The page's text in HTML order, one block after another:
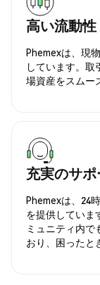
高い流動性
Phemexは、現
しています。取
場資産をスムー
充実のサ
Phemexは、24
を提供していま
ミュニティ内で
おり、困ったと